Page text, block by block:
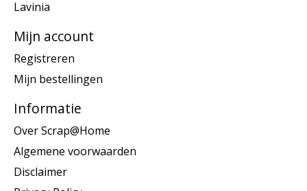
Lavinia
Mijn account
Registreren
Mijn bestellingen
Informatie
Over Scrap@Home
Algemene voorwaarden
Disclaimer